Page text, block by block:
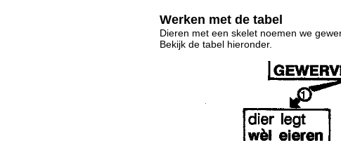
Werken met de tabel
Dieren met een skelet noemen we
Bekijk de tabel hieronder.